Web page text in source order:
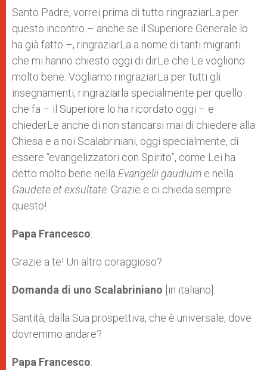
Santo Padre, vorrei prima di tutto ringraziarLa per
questo incontro – anche se il Superiore Generale lo
ha già fatto –, ringraziarLa a nome di tanti migranti
che mi hanno chiesto oggi di dirLe che Le vogliono
molto bene. Vogliamo ringraziarLa per tutti gli
insegnamenti, ringraziarla specialmente per quello
che fa – il Superiore lo ha ricordato oggi – e
chiederLe anche di non stancarsi mai di chiedere alla
Chiesa e a noi Scalabriniani, oggi specialmente, di
essere “evangelizzatori con Spirito”, come Lei ha
detto molto bene nella Evangelii gaudium e nella
Gaudete et exsultate . Grazie e ci chieda sempre
questo!
Papa Francesco:
Grazie a te! Un altro coraggioso?
Domanda di uno Scalabriniano [in italiano]:
Santità, dalla Sua prospettiva, che è universale, dove
dovremmo andare?
Papa Francesco: